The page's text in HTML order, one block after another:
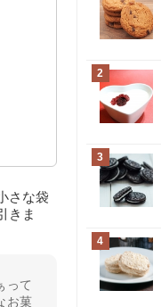
さな袋
きま
って
お菓
2
3
4